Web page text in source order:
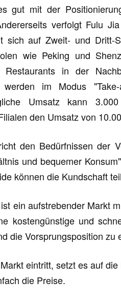
gut mit der
verfolgt Fulu
sich auf Zweit- und
wie Peking und
Restaurants in der
werden im Modus
Umsatz kann
den Umsatz von
den Bedürfnissen der
und bequemer
können die Kundschaft
ein aufstrebender Markt
kostengünstige und
die Vorsprungsposition zu
eintritt, setzt es auf
die Preise.